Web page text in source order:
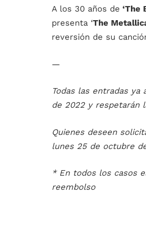
A los 30 años de ‘The
presenta ‘The
reversión de su
—
Todas las entradas
de 2022 y respetarán
Quienes deseen
lunes 25 de octubre
* En todos los casos
reembolso